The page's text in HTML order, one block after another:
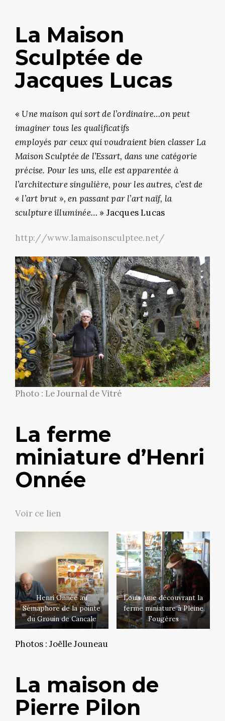
La Maison
Sculptée de
Jacques Lucas
« Une maison qui sort de l’ordinaire…on peut
imaginer tous les qualificatifs
employés par ceux qui voudraient bien classer La
Maison Sculptée de l’Essart, dans une catégorie
précise. Pour les uns, elle est apparentée à
l’architecture singulière, pour les autres, c’est de
« l’art brut », en passant par l’art naïf, la
sculpture illuminée… » Jacques Lucas
http://www.lamaisonsculptee.net/
Photo : Le Journal de Vitré
La ferme
miniature d’Henri
Onnée
Voir ce lien
Henri Onnée au
Sémaphore de la pointe
du Grouin de Cancale
Louis Ame découvrant la
ferme miniature à Pleine
Fougères
Photos : Joëlle Jouneau
La maison de
Pierre Pilon